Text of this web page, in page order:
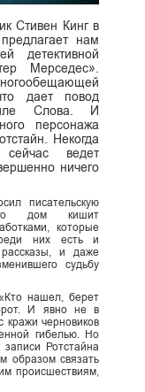
Стивен Кинг в
нам
детективной
Мерседес».
дает повод
Слова. И
персонажа
Некогда
ведет
ничего
писательскую
дом кишит
которые
них есть и
и даже
судьбу
нашел, берет
И явно не в
кражи черновиков
гибелью. Но
Ротстайна
образом связать
происшествиям,